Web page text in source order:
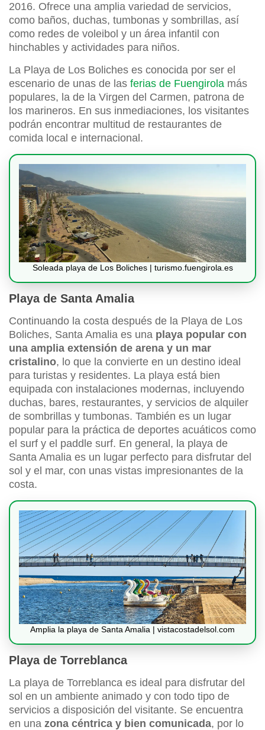
2016. Ofrece una amplia variedad de servicios,
como baños, duchas, tumbonas y sombrillas, así
como redes de voleibol y un área infantil con
hinchables y actividades para niños.
La Playa de Los Boliches es conocida por ser el
escenario de unas de las ferias de Fuengirola más
populares, la de la Virgen del Carmen, patrona de
los marineros. En sus inmediaciones, los visitantes
podrán encontrar multitud de restaurantes de
comida local e internacional.
Soleada playa de Los Boliches | turismo.fuengirola.es
Playa de Santa Amalia
Continuando la costa después de la Playa de Los
Boliches, Santa Amalia es una playa popular con
una amplia extensión de arena y un mar
cristalino, lo que la convierte en un destino ideal
para turistas y residentes. La playa está bien
equipada con instalaciones modernas, incluyendo
duchas, bares, restaurantes, y servicios de alquiler
de sombrillas y tumbonas. También es un lugar
popular para la práctica de deportes acuáticos como
el surf y el paddle surf. En general, la playa de
Santa Amalia es un lugar perfecto para disfrutar del
sol y el mar, con unas vistas impresionantes de la
costa.
Amplia la playa de Santa Amalia | vistacostadelsol.com
Playa de Torreblanca
La playa de Torreblanca es ideal para disfrutar del
sol en un ambiente animado y con todo tipo de
servicios a disposición del visitante. Se encuentra
en una zona céntrica y bien comunicada, por lo